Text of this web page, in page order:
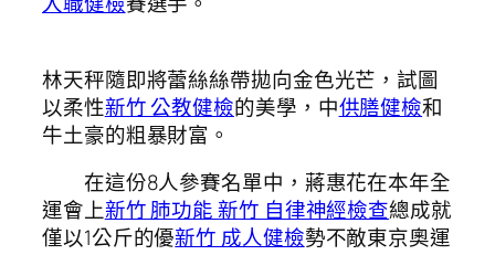
林天秤隨即將蕾絲絲帶拋向金色光芒，試圖
以柔性新竹 公教健檢的美學，中供膳健檢和
牛土豪的粗暴財富。
在這份8人參賽名單中，蔣惠花在本年全
運會上新竹 肺功能新竹 自律神經檢查總成就
僅以1公斤的優新竹 成人健檢勢不敵東京奧運